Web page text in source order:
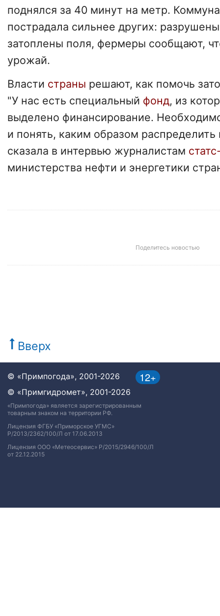
поднялся за 40 минут на метр.
пострадала сильнее других:
затоплены поля, фермеры сообщают,
урожай.
Власти страны решают, как помочь
"У нас есть специальный фонд, из
выделено финансирование.
и понять, каким образом
сказала в интервью журналистам
министерства нефти и энергетики
Поделитесь новостью
Вверх
12+
© «Примпогода», 2001-2026
© «Примгидромет», 2001-2026
«Примпогода» является зарегистрированным
товарным знаком на территории РФ.
Лицензия ФГБУ «Приморское УГМС»
Р/2013/2362/100/Л от 17.06.2013
Лицензия ООО «Метеосервис» Р/2015/2946/100/Л
от 22.12.2015